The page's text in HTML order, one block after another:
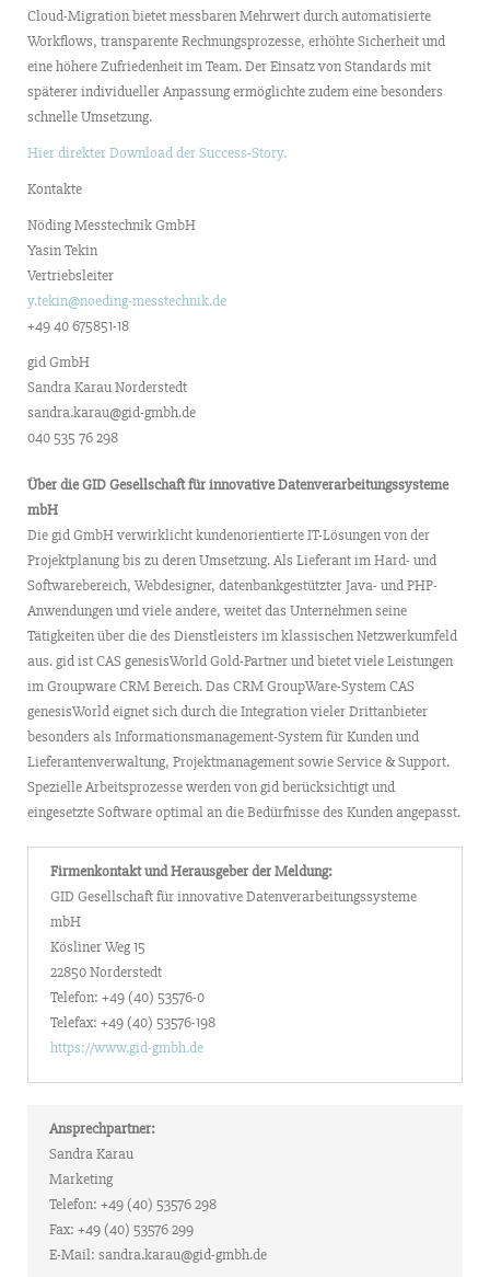
Cloud-Migration bietet messbaren Mehrwert durch automatisierte
Workflows, transparente Rechnungsprozesse, erhöhte Sicherheit und
eine höhere Zufriedenheit im Team. Der Einsatz von Standards mit
späterer individueller Anpassung ermöglichte zudem eine besonders
schnelle Umsetzung.
Hier direkter Download der Success-Story.
Kontakte
Nöding Messtechnik GmbH
Yasin Tekin
Vertriebsleiter
y.tekin@noeding-messtechnik.de
+49 40 675851-18
gid GmbH
Sandra Karau Norderstedt
sandra.karau@gid-gmbh.de
040 535 76 298
Über die GID Gesellschaft für innovative Datenverarbeitungssysteme
mbH
Die gid GmbH verwirklicht kundenorientierte IT-Lösungen von der
Projektplanung bis zu deren Umsetzung. Als Lieferant im Hard- und
Softwarebereich, Webdesigner, datenbankgestützter Java- und PHP-
Anwendungen und viele andere, weitet das Unternehmen seine
Tätigkeiten über die des Dienstleisters im klassischen Netzwerkumfeld
aus. gid ist CAS genesisWorld Gold-Partner und bietet viele Leistungen
im Groupware CRM Bereich. Das CRM GroupWare-System CAS
genesisWorld eignet sich durch die Integration vieler Drittanbieter
besonders als Informationsmanagement-System für Kunden und
Lieferantenverwaltung, Projektmanagement sowie Service & Support.
Spezielle Arbeitsprozesse werden von gid berücksichtigt und
eingesetzte Software optimal an die Bedürfnisse des Kunden angepasst.
Firmenkontakt und Herausgeber der Meldung:
GID Gesellschaft für innovative Datenverarbeitungssysteme
mbH
Kösliner Weg 15
22850 Norderstedt
Telefon: +49 (40) 53576-0
Telefax: +49 (40) 53576-198
https://www.gid-gmbh.de
Ansprechpartner:
Sandra Karau
Marketing
Telefon: +49 (40) 53576 298
Fax: +49 (40) 53576 299
E-Mail: sandra.karau@gid-gmbh.de